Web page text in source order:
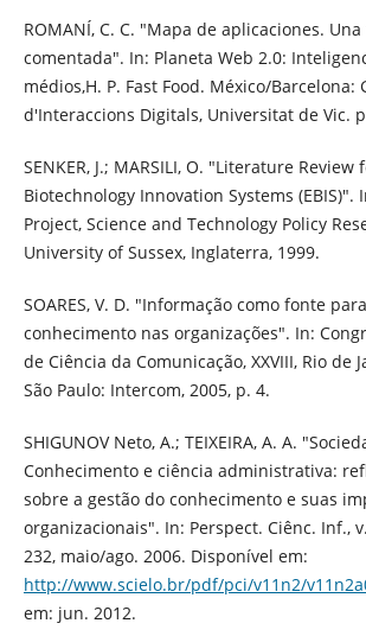
ROMANÍ, C. C. "Mapa de aplicaciones.
comentada". In: Planeta Web 2.0:
médios,H. P. Fast Food. México/Barcelona:
d'Interaccions Digitals, Universitat de Vic.
SENKER, J.; MARSILI, O. "Literature
Biotechnology Innovation Systems (EBIS)".
Project, Science and Technology Policy
University of Sussex, Inglaterra, 1999.
SOARES, V. D. "Informação como fonte
conhecimento nas organizações". In:
de Ciência da Comunicação, XXVIII, Rio de
São Paulo: Intercom, 2005, p. 4.
SHIGUNOV Neto, A.; TEIXEIRA, A. A.
Conhecimento e ciência administrativa:
sobre a gestão do conhecimento e suas
organizacionais". In: Perspect. Ciênc. Inf.,
232, maio/ago. 2006. Disponível em:
http://www.scielo.br/pdf/pci/v11n2/
em: jun. 2012.